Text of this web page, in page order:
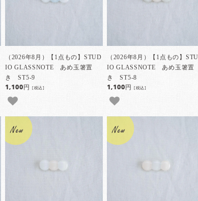
（2026年8月）【1点もの】STUD
IO GLASSNOTE あめ玉箸置
き ST5-9
1,100円[税込]
（2026年8月）【1点もの】
IO GLASSNOTE あめ玉箸置
き ST5-8
1,100円[税込]